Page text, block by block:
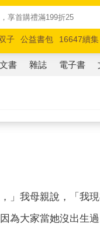
子 公益書包 16647續集
作 馬斯克 玩具總動員5
書 雜誌 電子書
」我母親說，「我
為大家當她沒出生過